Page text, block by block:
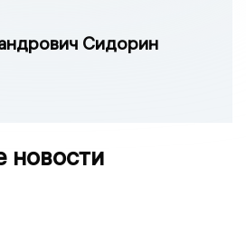
Сидорин
новости